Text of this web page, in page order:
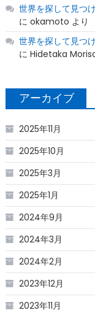
世界を探して見つ
に okamoto より
世界を探して見つ
に Hidetaka
アーカイブ
2025年11月
2025年10月
2025年3月
2025年1月
2024年9月
2024年3月
2024年2月
2023年12月
2023年11月